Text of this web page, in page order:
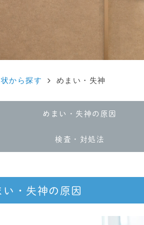
から探す めまい・失神
めまい・失神の原因
検査・対処法
い・失神の原因